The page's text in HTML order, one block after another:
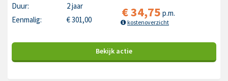
Duur:
2 jaar
Eenmalig:
€301,00 €34,75 p.m.
kostenoverzicht
Bekijk actie